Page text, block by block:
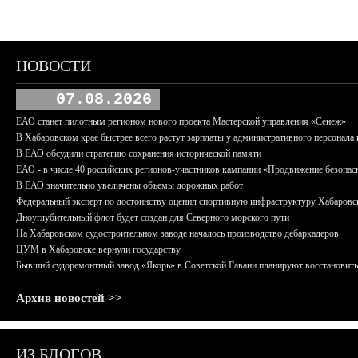
НОВОСТИ
07.08.2026
ЕАО станет пилотным регионом нового проекта Мастерской управления «Сенеж»
В Хабаровском крае быстрее всего растут зарплаты у административного персонала
В ЕАО обсудили стратегию сохранения исторической памяти
ЕАО - в числе 40 российских регионов-участников кампании «Продвижение
В ЕАО значительно увеличены объемы дорожных работ
Федеральный эксперт по достоинству оценил спортивную инфраструктуру
Дноуглубительный флот будет создан для Северного морского пути
На Хабаровском судостроительном заводе началось производство дебаркадеров
ЦУМ в Хабаровске вернули государству
Бывший судоремонтный завод «Якорь» в Советской Гавани планируют восстановить
Архив новостей >>
ИЗ БЛОГОВ